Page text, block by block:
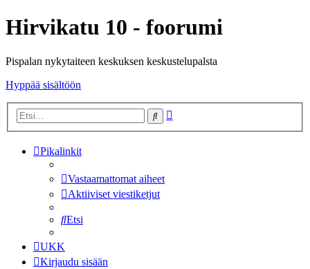
Hirvikatu 10 - foorumi
Pispalan nykytaiteen keskuksen keskustelupalsta
Hyppää sisältöön
Etsi
Pikalinkit
Vastaamattomat aiheet
Aktiiviset viestiketjut
Etsi
UKK
Kirjaudu sisään